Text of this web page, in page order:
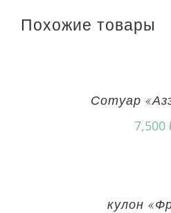
Похожие товары
Сотуар
7,500
кулон